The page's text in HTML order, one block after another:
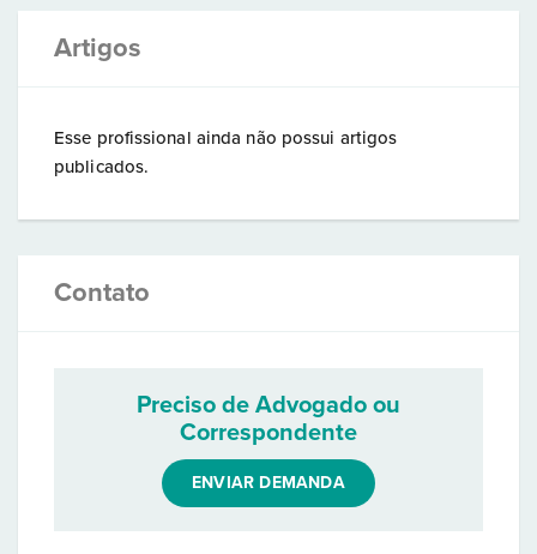
Artigos
Esse profissional ainda não possui artigos
publicados.
Contato
Preciso de Advogado ou
Correspondente
ENVIAR DEMANDA